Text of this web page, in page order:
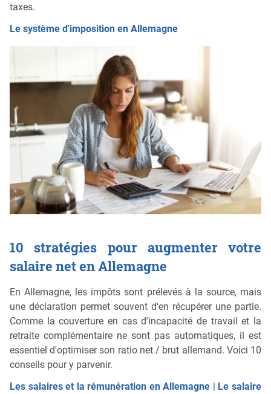
taxes.
Le système d'imposition en Allemagne
10 stratégies pour augmenter votre
salaire net en Allemagne
En Allemagne, les impôts sont prélevés à la source, mais
une déclaration permet souvent d'en récupérer une partie.
Comme la couverture en cas d'incapacité de travail et la
retraite complémentaire ne sont pas automatiques, il est
essentiel d'optimiser son ratio net / brut allemand. Voici 10
conseils pour y parvenir.
Les salaires et la rémunération en Allemagne | Le salaire